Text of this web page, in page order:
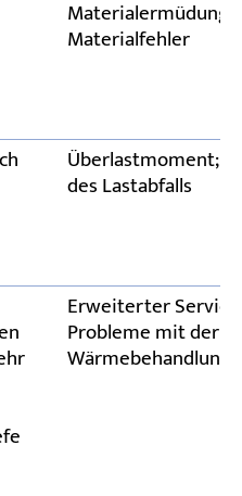
Materialermüdung
Materialfehler
Überlastmoment;
des Lastabfalls
Erweiterter Service,
Probleme mit der